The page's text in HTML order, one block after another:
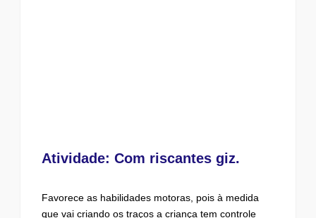
Atividade: Com riscantes giz.
Favorece as habilidades motoras, pois à medida
que vai criando os traços a criança tem controle